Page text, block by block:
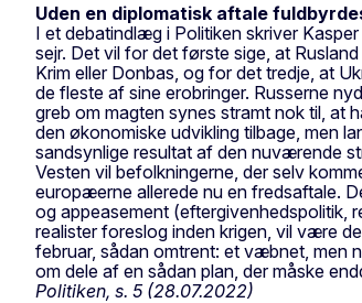
Uden en diplomatisk aftale
I et debatindlæg i Politiken skriver
sejr. Det vil for det første sige, at
Krim eller Donbas, og for det tredje, at
de fleste af sine erobringer. Russerne
greb om magten synes stramt nok til, at
den økonomiske udvikling tilbage, men
sandsynlige resultat af den nuværende
Vesten vil befolkningerne, der selv
europæerne allerede nu en fredsaftale.
og appeasement (eftergivenhedspolitik,
realister foreslog inden krigen, vil være
februar, sådan omtrent: et væbnet, men
om dele af en sådan plan, der måske
Politiken, s. 5 (28.07.2022)